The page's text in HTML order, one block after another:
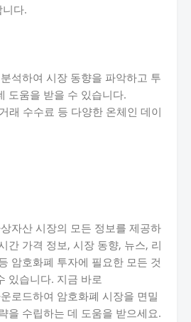
다.
석하여 시장 동향을 파악하고 투
도움을 받을 수 있습니다.
래 수수료 등 다양한 온체인 데이
자산 시장의 모든 정보를 제공하
간 가격 정보, 시장 동향, 뉴스, 리
암호화폐 투자에 필요한 모든 것
있습니다. 지금 바로
로드하여 암호화폐 시장을 면밀
을 수립하는 데 도움을 받으세요.